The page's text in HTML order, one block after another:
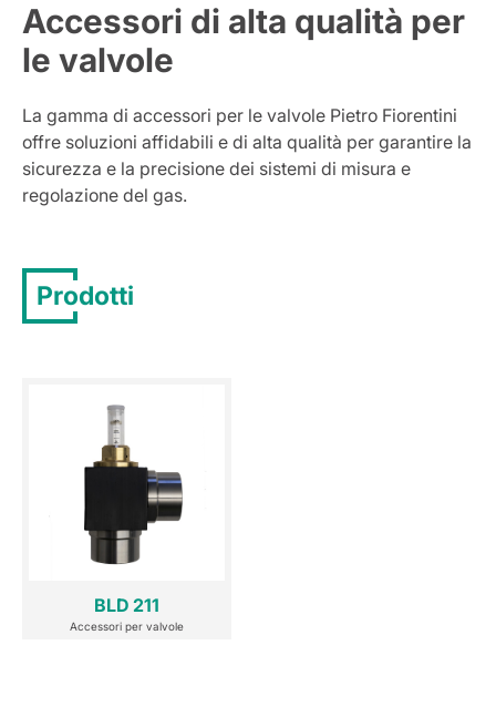
Accessori di alta qualità per
le valvole
La gamma di accessori per le valvole Pietro Fiorentini
offre soluzioni affidabili e di alta qualità per garantire la
sicurezza e la precisione dei sistemi di misura e
regolazione del gas.
Prodotti
BLD 211
Accessori per valvole